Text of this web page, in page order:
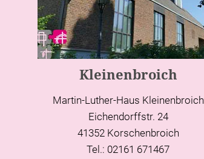
Kleinenbroich
Martin-Luther-Haus Kleinenbroich
Eichendorffstr. 24
41352 Korschenbroich
Tel.: 02161 671467